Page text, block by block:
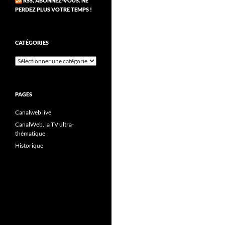
PERDEZ PLUS VOTRE TEMPS !
CATÉGORIES
Catégories
PAGES
Canalweb live
CanalWeb, la TV ultra-
thématique
Historique